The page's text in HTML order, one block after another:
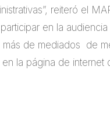
reiteró el
en la
más de mediados de
la página de internet